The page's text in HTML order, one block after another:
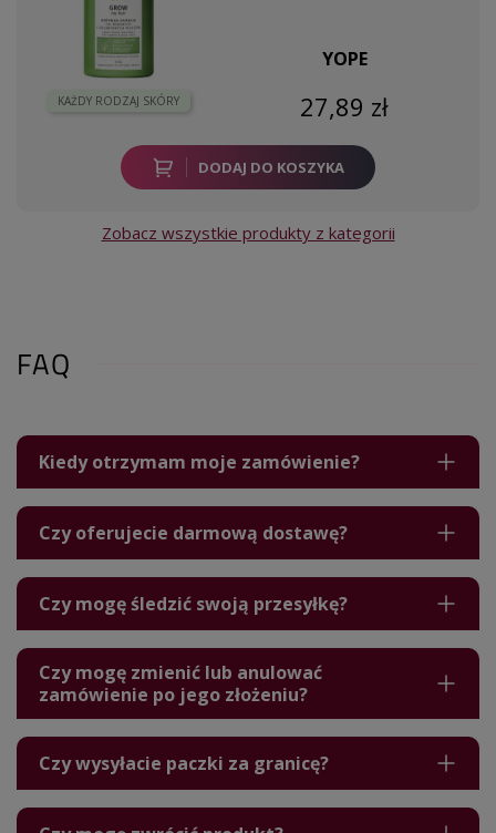
KAŻDY RODZAJ SKÓRY
YOPE
27,89 zł
DODAJ DO KOSZYKA
Zobacz wszystkie produkty z kategorii
FAQ
Kiedy otrzymam moje zamówienie?
Czy oferujecie darmową dostawę?
Czy mogę śledzić swoją przesyłkę?
Czy mogę zmienić lub anulować
zamówienie po jego złożeniu?
Czy wysyłacie paczki za granicę?